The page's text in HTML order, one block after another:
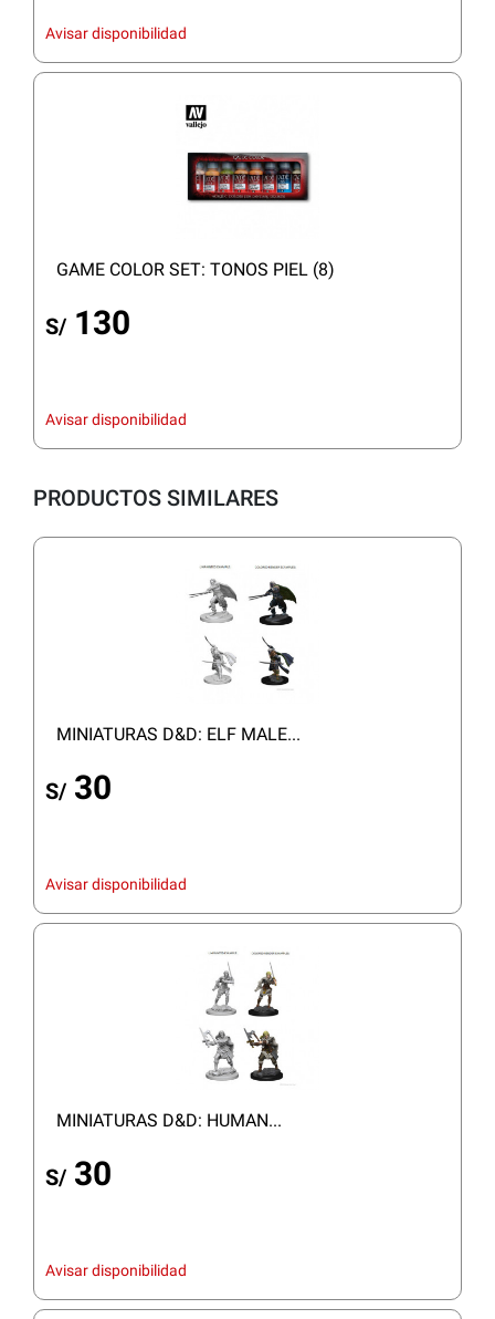
Avisar disponibilidad
GAME COLOR SET: TONOS PIEL (8)
S/ 130
Avisar disponibilidad
PRODUCTOS SIMILARES
MINIATURAS D&D: ELF MALE...
S/ 30
Avisar disponibilidad
MINIATURAS D&D: HUMAN...
S/ 30
Avisar disponibilidad